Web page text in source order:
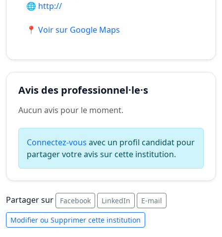
🌐 http://
📍 Voir sur Google Maps
Avis des professionnel·le·s
Aucun avis pour le moment.
Connectez-vous avec un profil candidat pour
partager votre avis sur cette institution.
Partager sur Facebook LinkedIn E-mail
Modifier ou Supprimer cette institution